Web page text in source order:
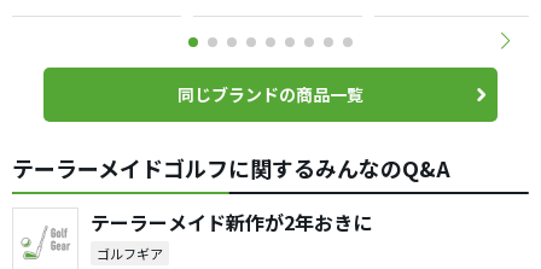
同じブランドの商品一覧
テーラーメイドゴルフに関するみんなのQ&A
テーラーメイド新作が2年おきに
ゴルフギア